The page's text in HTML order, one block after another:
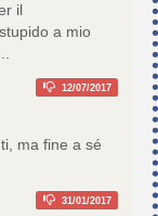
il
a mio
12/07/2017
ma fine a sé
31/01/2017